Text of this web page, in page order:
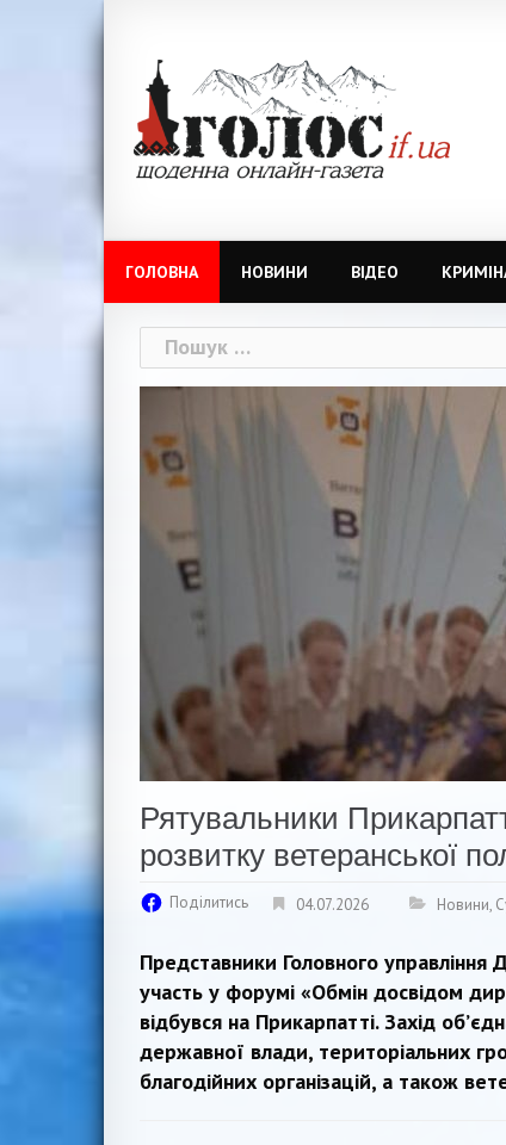
ГОЛОВНА НОВИНИ ВІДЕО
Пошук:
Рятувальники
розвитку ветеранської
Поділитись 04.07.2026 Новини,
Представники Головного управління
участь у форумі «Обмін досвідом
відбувся на Прикарпатті. Захід
державної влади, територіальних
благодійних організацій, а також